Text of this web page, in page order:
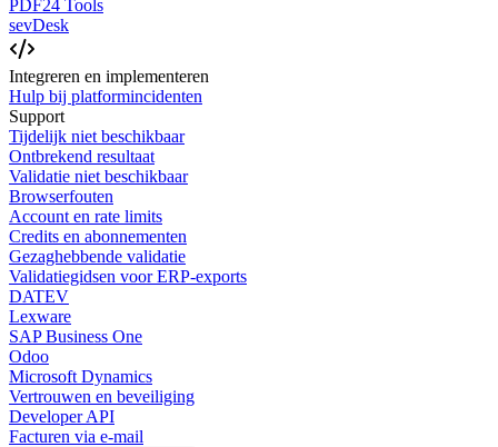
PDF24 Tools
sevDesk
Integreren en implementeren
Hulp bij platformincidenten
Support
Tijdelijk niet beschikbaar
Ontbrekend resultaat
Validatie niet beschikbaar
Browserfouten
Account en rate limits
Credits en abonnementen
Gezaghebbende validatie
Validatiegidsen voor ERP-exports
DATEV
Lexware
SAP Business One
Odoo
Microsoft Dynamics
Vertrouwen en beveiliging
Developer API
Facturen via e-mail